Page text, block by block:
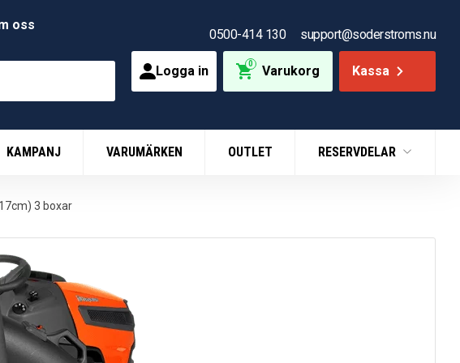
oss
0500-414 130 support@soderstroms.nu
Logga in 0 Varukorg Kassa
KAMPANJ VARUMÄRKEN OUTLET RESERVDELAR
3 boxar